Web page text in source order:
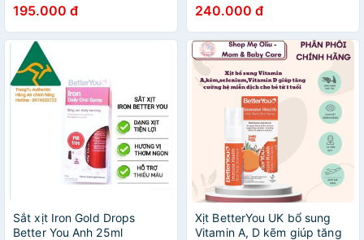
195.000 đ
cho bé
240.000 đ
Sắt xịt Iron Gold Drops
Better You Anh 25ml
Xịt BetterYou UK bổ sung
Vitamin A, D kẽm giúp tăng